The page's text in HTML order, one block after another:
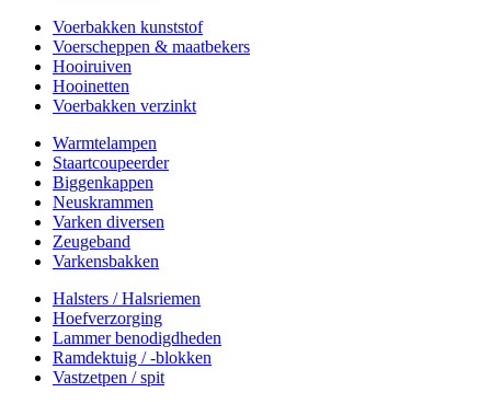
Voerbakken kunststof
Voerscheppen & maatbekers
Hooiruiven
Hooinetten
Voerbakken verzinkt
Warmtelampen
Staartcoupeerder
Biggenkappen
Neuskrammen
Varken diversen
Zeugeband
Varkensbakken
Halsters / Halsriemen
Hoefverzorging
Lammer benodigdheden
Ramdektuig / -blokken
Vastzetpen / spit